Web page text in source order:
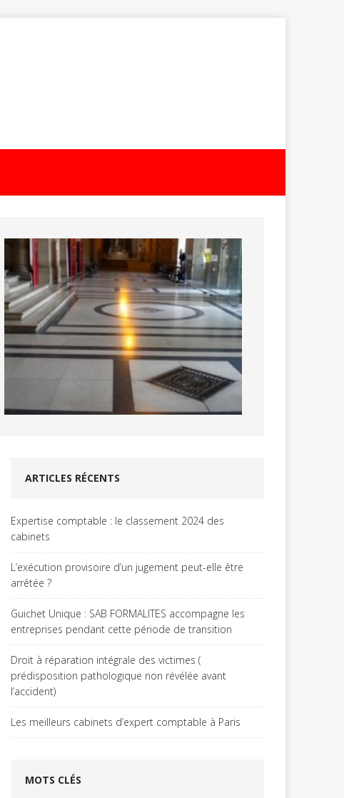
ARTICLES RÉCENTS
Expertise comptable : le classement 2024 des
cabinets
L’exécution provisoire d’un jugement peut-elle être
arrêtée ?
Guichet Unique : SAB FORMALITES accompagne les
entreprises pendant cette période de transition
Droit à réparation intégrale des victimes (
prédisposition pathologique non révélée avant
l’accident)
Les meilleurs cabinets d’expert comptable à Paris
MOTS CLÉS